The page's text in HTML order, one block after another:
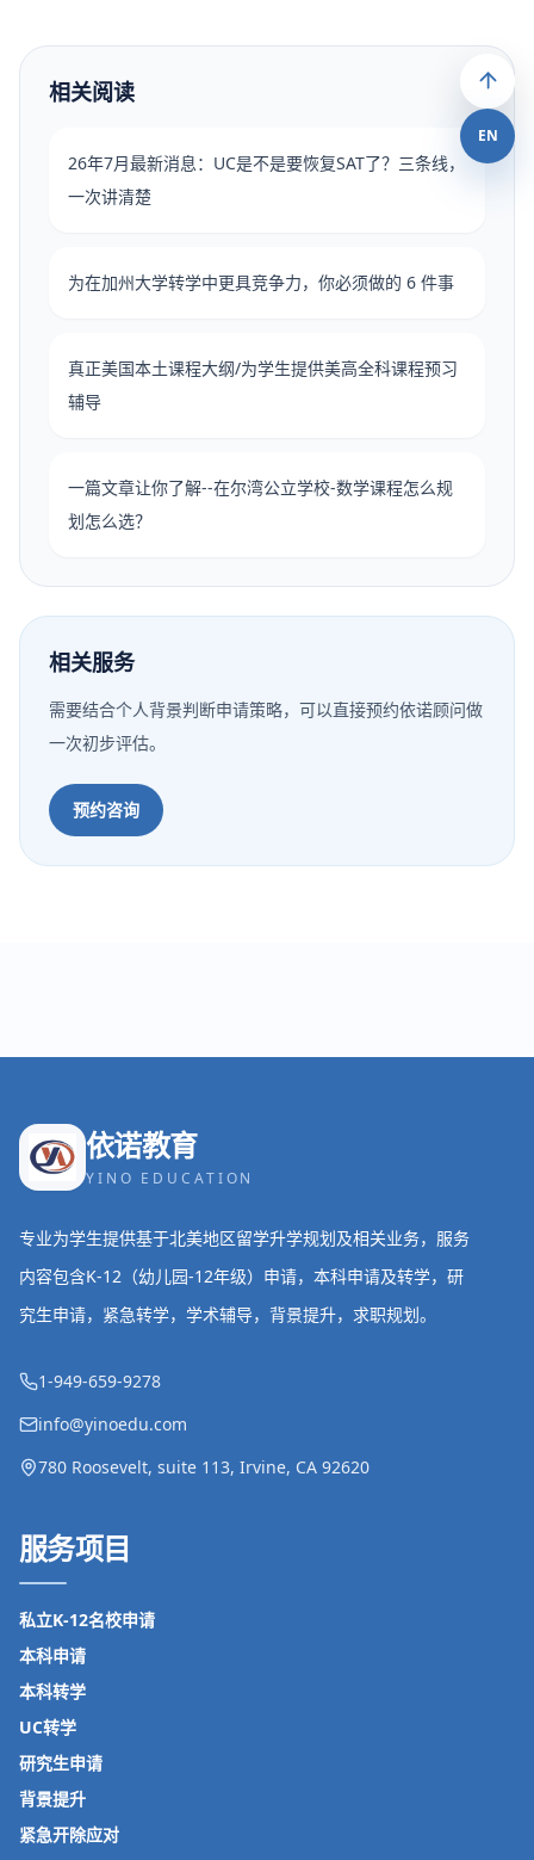
相关阅读
26年7月最新消息：UC是不是要恢复SAT了？三条线，
一次讲清楚
为在加州大学转学中更具竞争力，你必须做的 6 件事
真正美国本土课程大纲/为学生提供美高全科课程预习
辅导
一篇文章让你了解--在尔湾公立学校-数学课程怎么规
划怎么选？
相关服务
需要结合个人背景判断申请策略，可以直接预约依诺顾问做
一次初步评估。
预约咨询
依诺教育
YINO EDUCATION
专业为学生提供基于北美地区留学升学规划及相关业务，服务
内容包含K-12（幼儿园-12年级）申请，本科申请及转学，研
究生申请，紧急转学，学术辅导，背景提升，求职规划。
1-949-659-9278
info@yinoedu.com
780 Roosevelt, suite 113, Irvine, CA 92620
服务项目
私立K-12名校申请
本科申请
本科转学
UC转学
研究生申请
背景提升
紧急开除应对
EN